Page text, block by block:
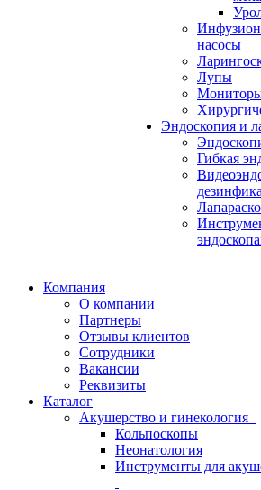
насосы
Лупы
Эндоскопия и
Гибкая
Компания
О компании
Партнеры
Отзывы клиентов
Сотрудники
Вакансии
Реквизиты
Каталог
Акушерство и гинекология
Кольпоскопы
Неонатология
Инструменты для